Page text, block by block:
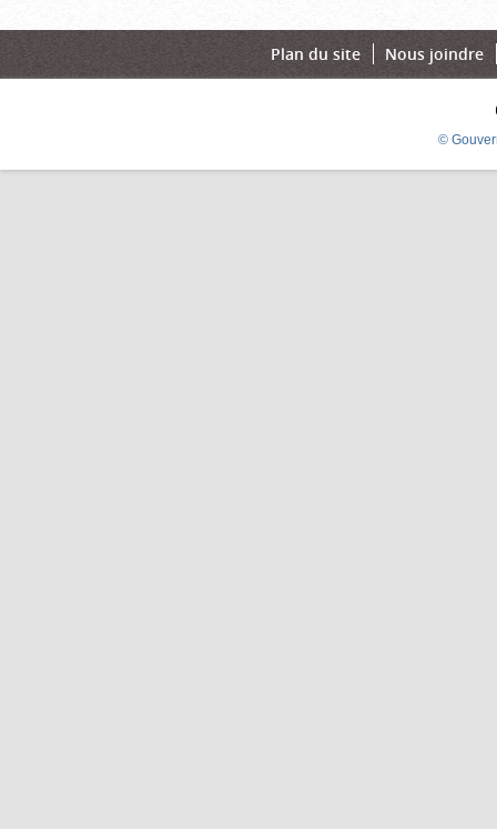
Plan du site Nous joindre
©